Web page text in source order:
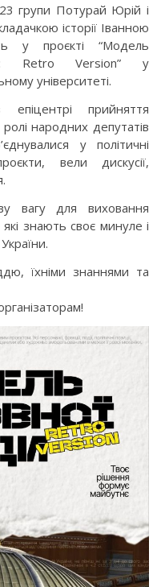
групи Потурай Юрій і
історії Іванною
у проєкті “Модель
Retro Version” у
університеті.
прийняття
народних депутатів
у політичні
вели дискусії,
вагу для виховання
які знають своє минуле і
їхніми знаннями та